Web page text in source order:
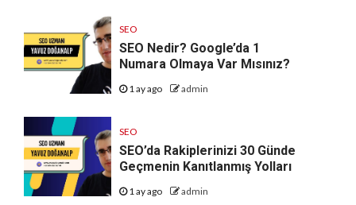
SEO
SEO Nedir? Google’da 1
Numara Olmaya Var Mısınız?
1 ay ago admin
SEO
SEO’da Rakiplerinizi 30 Günde
Geçmenin Kanıtlanmış Yolları
1 ay ago admin